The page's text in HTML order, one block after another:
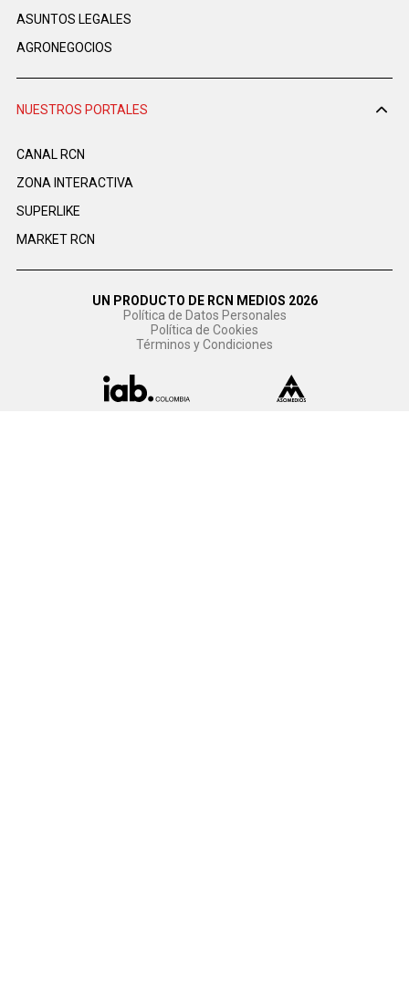
ASUNTOS LEGALES
AGRONEGOCIOS
NUESTROS PORTALES
CANAL RCN
ZONA INTERACTIVA
SUPERLIKE
MARKET RCN
UN PRODUCTO DE RCN MEDIOS 2026
Política de Datos Personales
Política de Cookies
Términos y Condiciones